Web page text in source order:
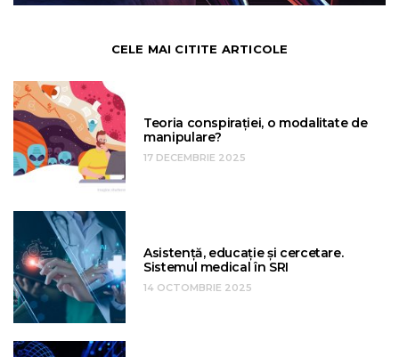
CELE MAI CITITE ARTICOLE
Teoria conspirației, o modalitate de
manipulare?
17 DECEMBRIE 2025
Asistență, educație și cercetare.
Sistemul medical în SRI
14 OCTOMBRIE 2025